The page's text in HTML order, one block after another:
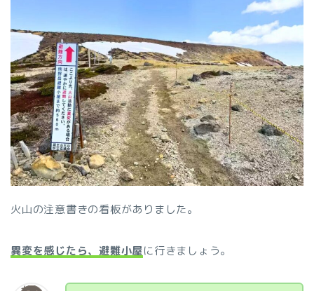
火山の注意書きの看板がありました。
異変を感じたら、避難小屋に行きましょう。